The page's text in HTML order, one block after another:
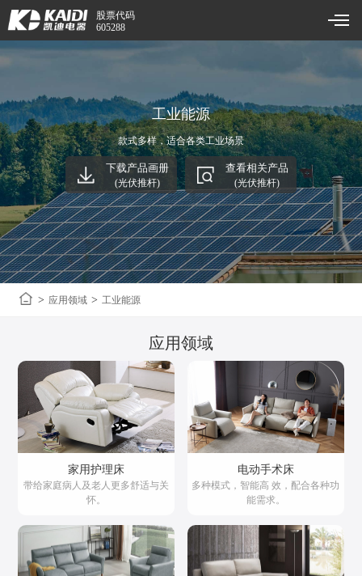
股票代码
605288
工业能源
款式多样，适合各类工业场景
下载产品画册
(光伏推杆)
查看相关产品
(光伏推杆)
> 应用领域 > 工业能源
应用领域
家用护理床
带给家庭病人及老人更多舒适与关
怀。
电动手术床
多种模式，智能高 效，配合各种功
能需求。